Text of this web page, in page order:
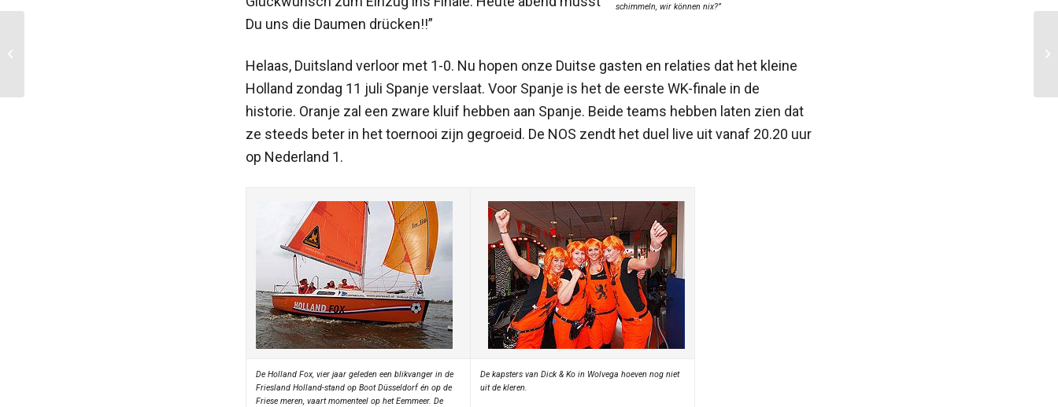
schimmeln, wir können nix?”
Du uns die Daumen drücken!!”
Helaas, Duitsland verloor met 1-0. Nu hopen onze Duitse gasten en relaties dat het kleine
Holland zondag 11 juli Spanje verslaat. Voor Spanje is het de eerste WK-finale in de
historie. Oranje zal een zware kluif hebben aan Spanje. Beide teams hebben laten zien dat
ze steeds beter in het toernooi zijn gegroeid. De NOS zendt het duel live uit vanaf 20.20 uur
op Nederland 1.
De Holland Fox, vier jaar geleden een blikvanger in de
Friesland Holland-stand op Boot Düsseldorf én op de
Friese meren, vaart momenteel op het Eemmeer. De
De kapsters van Dick & Ko in Wolvega hoeven nog niet
uit de kleren.